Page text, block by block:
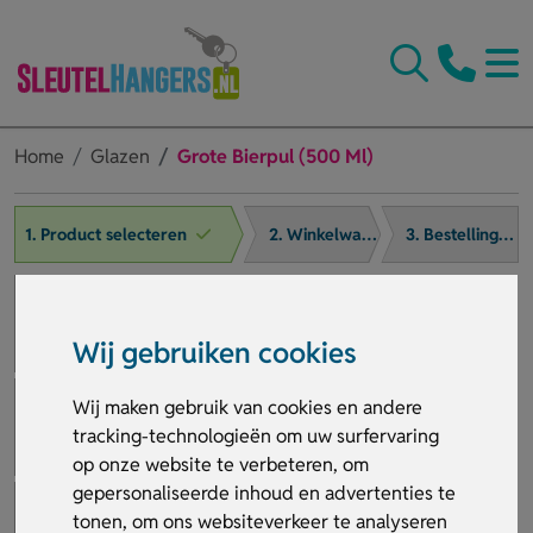
Wij gebruiken cookies
Wij maken gebruik van cookies en andere
tracking-technologieën om uw surfervaring
op onze website te verbeteren, om
gepersonaliseerde inhoud en advertenties te
tonen, om ons websiteverkeer te analyseren
Home Glazen Grote Bierpul (500 Ml)
1. Product selecteren 2. Winkelwagen 3. Bestelling afronden